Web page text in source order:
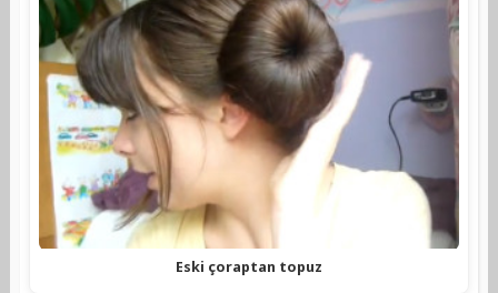
Eski çoraptan topuz